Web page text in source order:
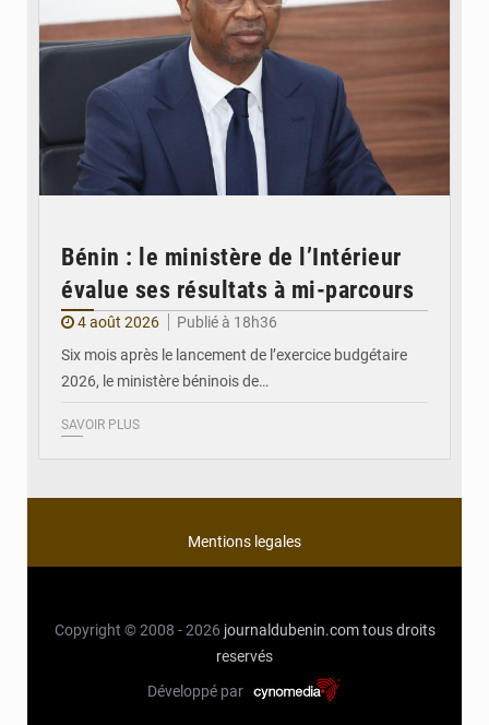
Bénin : le ministère de l’Intérieur
évalue ses résultats à mi-parcours
4 août 2026
Publié à 18h36
Six mois après le lancement de l’exercice budgétaire
2026, le ministère béninois de…
SAVOIR PLUS
Mentions legales
Copyright © 2008 - 2026 journaldubenin.com tous droits
reservés
Développé par